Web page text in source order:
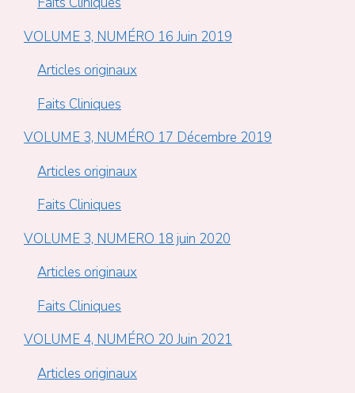
VOLUME 3, NUMÉRO 16 Juin 2019
Articles originaux
Faits Cliniques
VOLUME 3, NUMÉRO 17 Décembre 2019
Articles originaux
Faits Cliniques
VOLUME 3, NUMERO 18 juin 2020
Articles originaux
Faits Cliniques
VOLUME 4, NUMÉRO 20 Juin 2021
Articles originaux